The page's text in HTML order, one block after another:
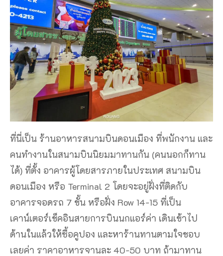
ที่นี่เป็น ร้านอาหารสนามบินดอนเมือง ที่พนักงาน และ
คนทำงานในสนามบินนิยมมาทานกัน (คนนอกก็ทาน
ได้) ที่ตั้ง อาคารผู้โดยสารภายในประเทศ สนามบิน
ดอนเมือง หรือ Terminal 2 โดยจะอยู่ฝั่งที่ติดกับ
อาคารจอดรถ 7 ชั้น หรือฝั่ง Row 14-15 ที่เป็น
เคาน์เตอร์เช็คอินสายการบินนกแอร์ค่า เดินเข้าไป
ด้านในแล้วให้ซื้อคูปอง และหาร้านทานตามใจชอบ
เลยค่า ราคาอาหารจานละ 40-50 บาท ถ้ามาทาน